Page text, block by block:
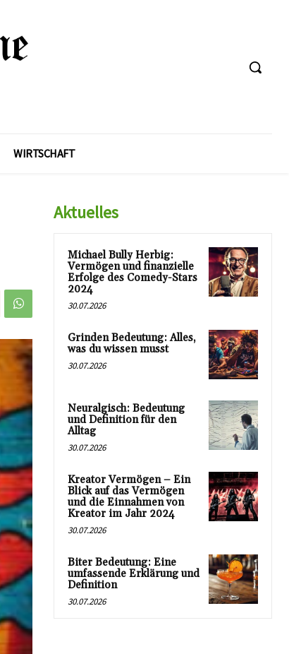
WIRTSCHAFT
Aktuelles
Michael Bully Herbig:
Vermögen und finanzielle
Erfolge des Comedy-Stars
2024
30.07.2026
Grinden Bedeutung: Alles,
was du wissen musst
30.07.2026
Neuralgisch: Bedeutung
und Definition für den
Alltag
30.07.2026
Kreator Vermögen – Ein
Blick auf das Vermögen
und die Einnahmen von
Kreator im Jahr 2024
30.07.2026
Biter Bedeutung: Eine
umfassende Erklärung und
Definition
30.07.2026